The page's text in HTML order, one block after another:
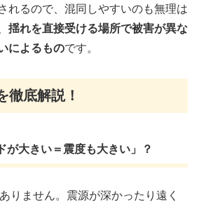
れるので、混同しやすいのも無理は
揺れを直接受ける場所で被害が異な
によるものです。
徹底解説！
が大きい＝震度も大きい」？
りません。震源が深かったり遠く